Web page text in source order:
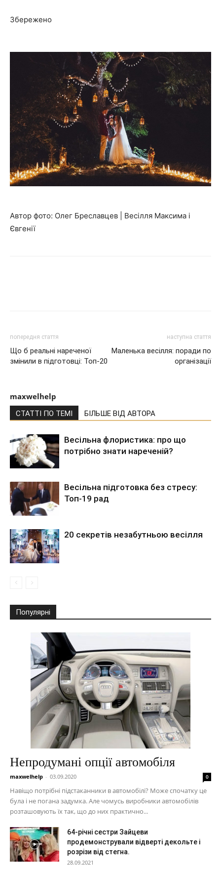
Збережено
Автор фото: Олег Бреславцев | Весілля Максима і
Євгенії
попередня стаття
Що б реальні нареченої
змінили в підготовці: Топ-20
наступна стаття
Маленька весілля: поради по
організації
maxwelhelp
СТАТТІ ПО ТЕМІ БІЛЬШЕ ВІД АВТОРА
Весільна флористика: про що
потрібно знати нареченій?
Весільна підготовка без стресу:
Топ-19 рад
20 секретів незабутньою весілля
Популярні
Непродумані опції автомобіля
maxwelhelp - 03.09.2020 0
Навіщо потрібні підстаканники в автомобілі? Може спочатку це
була і не погана задумка. Але чомусь виробники автомобілів
розташовують їх так, що до них практично...
64-річні сестри Зайцеви
продемонстрували відверті декольте і
розрізи від стегна.
28.09.2021